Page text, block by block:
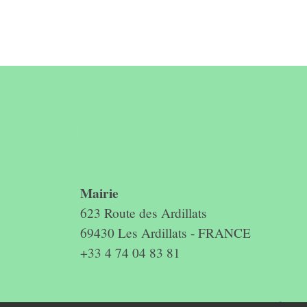
Mairie
623 Route des Ardillats
69430 Les Ardillats - FRANCE
+33 4 74 04 83 81